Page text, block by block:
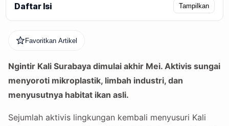
Daftar Isi Tampilkan
Favoritkan Artikel
Ngintir Kali Surabaya dimulai akhir Mei. Aktivis sungai
menyoroti mikroplastik, limbah industri, dan
menyusutnya habitat ikan asli.
Sejumlah aktivis lingkungan kembali menyusuri Kali